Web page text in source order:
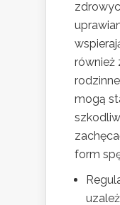
również
mogą
form